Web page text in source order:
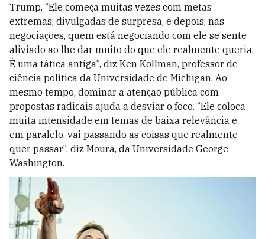
Trump. “Ele começa muitas vezes com metas
extremas, divulgadas de surpresa, e depois, nas
negociações, quem está negociando com ele se sente
aliviado ao lhe dar muito do que ele realmente queria.
É uma tática antiga”, diz Ken Kollman, professor de
ciência política da Universidade de Michigan. Ao
mesmo tempo, dominar a atenção pública com
propostas radicais ajuda a desviar o foco. “Ele coloca
muita intensidade em temas de baixa relevância e,
em paralelo, vai passando as coisas que realmente
quer passar”, diz Moura, da Universidade George
Washington.